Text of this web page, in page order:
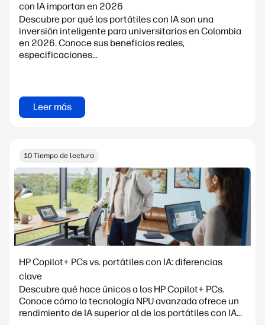
con IA importan en 2026
Descubre por qué los portátiles con IA son una
inversión inteligente para universitarios en Colombia
en 2026. Conoce sus beneficios reales,
especificaciones...
Leer más
10 Tiempo de lectura
HP Copilot+ PCs vs. portátiles con IA: diferencias
clave
Descubre qué hace únicos a los HP Copilot+ PCs.
Conoce cómo la tecnología NPU avanzada ofrece un
rendimiento de IA superior al de los portátiles con IA...